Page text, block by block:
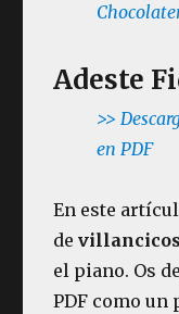
Adeste
>>
en PDF
En este
de
el piano. Os
PDF como un